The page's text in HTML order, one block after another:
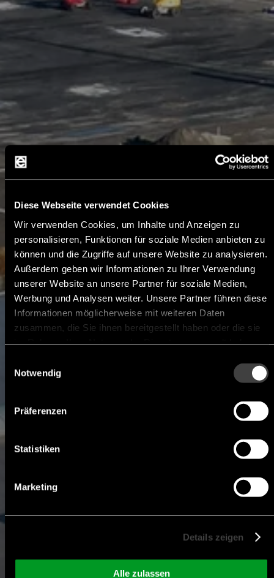
Diese Webseite verwendet Cookies
Wir verwenden Cookies, um Inhalte und Anzeigen zu
personalisieren, Funktionen für soziale Medien anbieten zu
können und die Zugriffe auf unsere Website zu analysieren.
Außerdem geben wir Informationen zu Ihrer Verwendung
unserer Website an unsere Partner für soziale Medien,
Werbung und Analysen weiter. Unsere Partner führen diese
Informationen möglicherweise mit weiteren Daten
zusammen, die Sie ihnen bereitgestellt haben oder die sie
Notwendig
Präferenzen
Statistiken
Marketing
Details zeigen
Alle zulassen